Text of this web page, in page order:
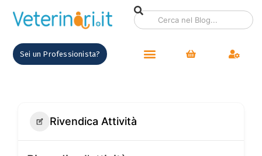
Sei un Professionista?
Rivendica Attività